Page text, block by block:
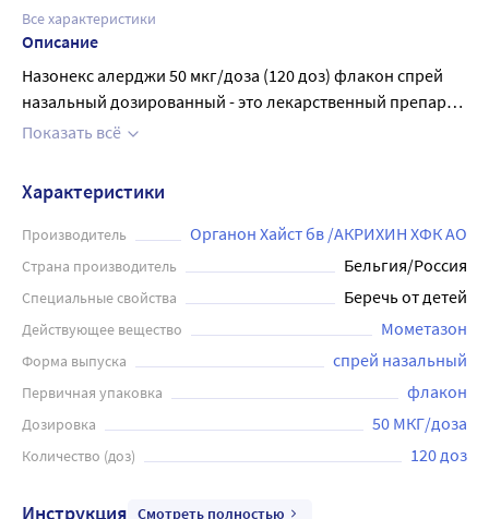
Все характеристики
Описание
Назонекс алерджи 50 мкг/доза (120 доз) флакон спрей
назальный дозированный - это лекарственный препарат,
применяемый для лечения сезонного и круглогодичного
(облегчение симптомов, таких как заложенность носа,
насморк, чихание, зуд в носу, слезоточение). Содержит
синтетический глюкокортикостероид (ГКС) для местного
применения - мометазон. Препарат предназначен для
препарата для лечения сезонного или круглогодичного
аллергического ринита составляет 2 впрыскивания (по
50 мкг мометазона фуроата каждое) в каждый носовой
ход 1 раз в день (суммарная суточная доза - 200 мкг).
Применяйте препарат только согласно тем показаниям,
в инструкции. Если через 14 дней лечения улучшения не
Показать всё
Характеристики
Производитель Органон Хайст бв /АКРИХИН ХФК АО
Страна производитель Бельгия/Россия
Специальные свойства Беречь от детей
Действующее вещество Мометазон
Форма выпуска спрей назальный
Первичная упаковка флакон
Дозировка 50 МКГ/доза
Количество (доз) 120 доз
Инструкция Смотреть полностью